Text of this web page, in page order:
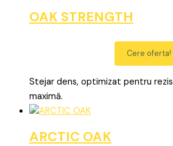
OAK STRENGTH
Cere oferta!
Stejar dens, optimizat pentru
maximă.
ARCTIC OAK